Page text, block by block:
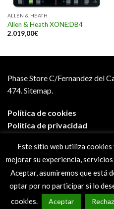
ALLEN & HEATH
Allen & Heath XONE:DB4
2.019,00€
Phase Store C/Fernandez del
474. Sitemap.
Política de cookies
Política de privacidad
Condiciones de compra
Preguntas frecuentes
Este sitio web utiliza
mejorar su experiencia,
Aceptar, asumiremos que está
optar por no participar si lo
cookies.
Aceptar